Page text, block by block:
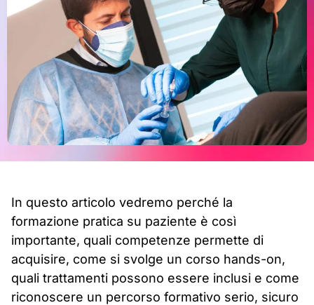
In questo articolo vedremo perché la
formazione pratica su paziente è così
importante, quali competenze permette di
acquisire, come si svolge un corso hands-on,
quali trattamenti possono essere inclusi e come
riconoscere un percorso formativo serio, sicuro